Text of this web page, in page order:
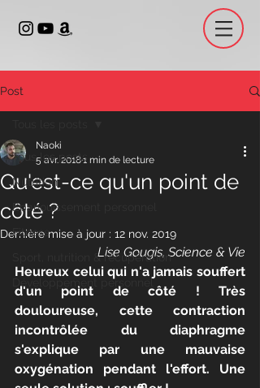
Post
Tous les posts
Nutrition
Epanouissement personnel
Fitness
Sport, nutrition & récupération
Développement personnel
Qu'est-ce qu'un point de
côté ?
Naoki
5 avr. 20181 min de lecture
Dernière mise à jour : 12 nov. 2019
Lise Gougis, Science & Vie
Heureux celui qui n'a jamais souffert
d'un point de côté ! Très
douloureuse, cette contraction
incontrôlée du diaphragme
s'explique par une mauvaise
oxygénation pendant l'effort. Une